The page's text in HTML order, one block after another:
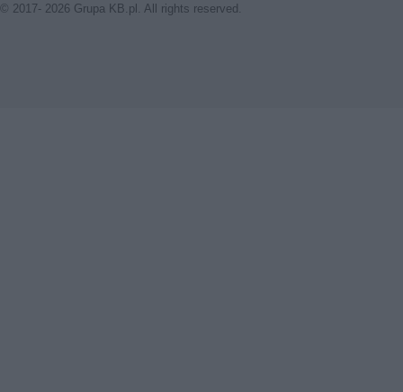
© 2017- 2026 Grupa KB.pl. All rights reserved.